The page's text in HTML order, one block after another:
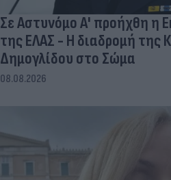
Σε Αστυνόμο Α' προήχθη η
της ΕΛΑΣ - Η διαδρομή της
Δημογλίδου στο Σώμα
08.08.2026